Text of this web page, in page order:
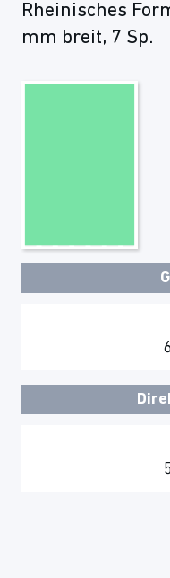
Rheinisches
mm breit, 7 Sp.